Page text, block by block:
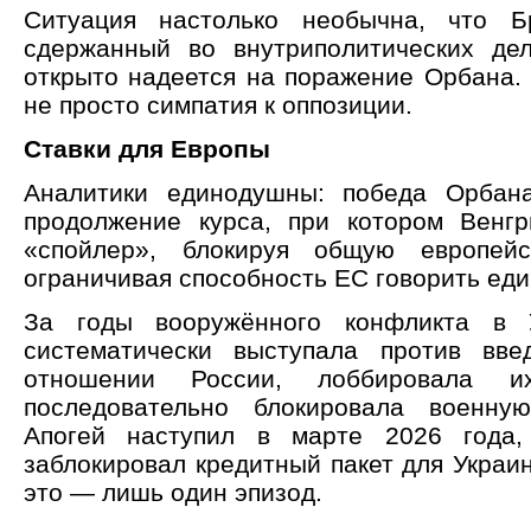
Ситуация настолько необычна, что
сдержанный во внутриполитических
открыто надеется на поражение
не просто симпатия к оппозиции.
Ставки для Европы
Аналитики единодушны: победа
продолжение курса, при котором
«спойлер», блокируя общую
ограничивая способность ЕС говорить
За годы вооружённого конфликта в
систематически выступала против
отношении России, лоббировала
последовательно блокировала
Апогей наступил в марте 2026 года,
заблокировал кредитный пакет для
это — лишь один эпизод.